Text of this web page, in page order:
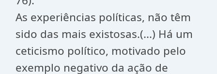
As experiências políticas, não têm
sido das mais existosas.(...) Há um
ceticismo político, motivado pelo
exemplo negativo da ação de